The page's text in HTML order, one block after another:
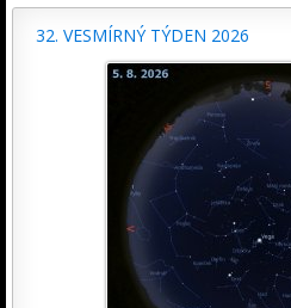
32. VESMÍRNÝ TÝDEN 2026